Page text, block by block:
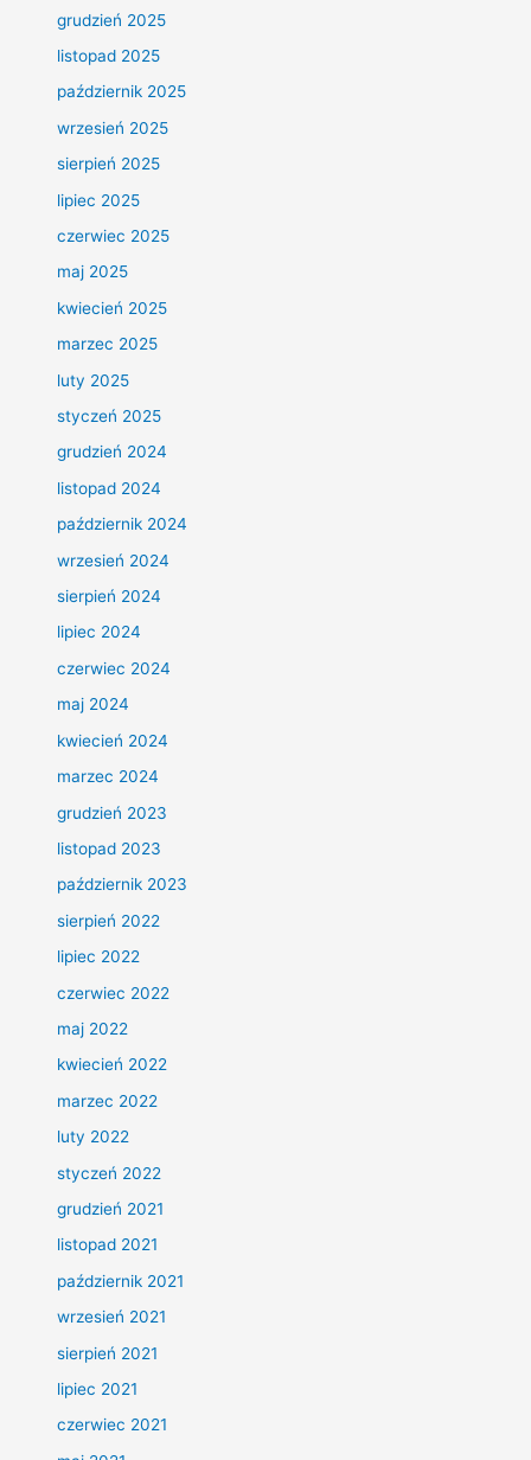
grudzień 2025
listopad 2025
październik 2025
wrzesień 2025
sierpień 2025
lipiec 2025
czerwiec 2025
maj 2025
kwiecień 2025
marzec 2025
luty 2025
styczeń 2025
grudzień 2024
listopad 2024
październik 2024
wrzesień 2024
sierpień 2024
lipiec 2024
czerwiec 2024
maj 2024
kwiecień 2024
marzec 2024
grudzień 2023
listopad 2023
październik 2023
sierpień 2022
lipiec 2022
czerwiec 2022
maj 2022
kwiecień 2022
marzec 2022
luty 2022
styczeń 2022
grudzień 2021
listopad 2021
październik 2021
wrzesień 2021
sierpień 2021
lipiec 2021
czerwiec 2021